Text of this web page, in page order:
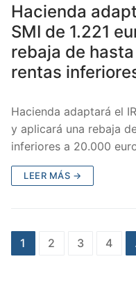
Hacienda
SMI de 1.221
rebaja de
rentas
Hacienda adaptará el
y aplicará una rebaja
inferiores a 20.000
LEER MÁS →
1 2 3 4